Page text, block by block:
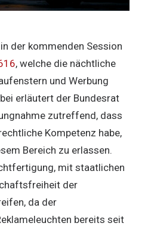
der kommenden Session
, welche die nächtliche
und Werbung
erläutert der Bundesrat
zutreffend, dass
Kompetenz habe,
Bereich zu erlassen.
mit staatlichen
der
da der
bereits seit